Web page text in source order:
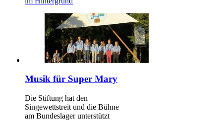
Musik für Super Mary
Die Stiftung hat den
Singewettstreit und die Bühne
am Bundeslager unterstützt